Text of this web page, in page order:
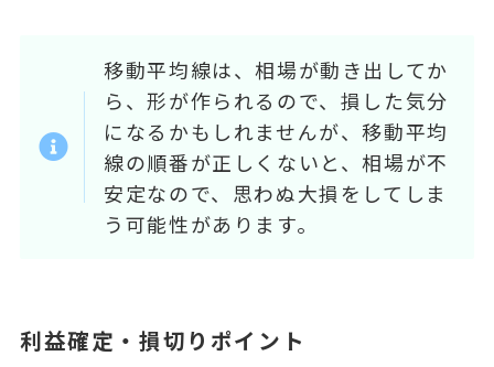
移動平均線は、相場が動き出してか
ら、形が作られるので、損した気分
になるかもしれませんが、移動平均
線の順番が正しくないと、相場が不
安定なので、思わぬ大損をしてしま
う可能性があります。
利益確定・損切りポイント